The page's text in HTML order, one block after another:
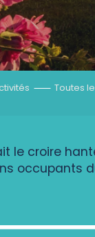
Toutes
le croire
occupants